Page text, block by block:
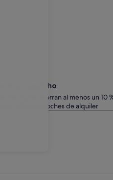
un capricho
miembros ahorran al menos un 10
un millón de coches de alquiler